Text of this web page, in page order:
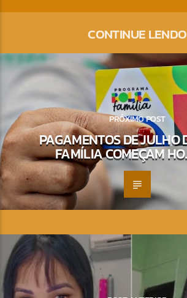
CONTINUE LENDO
PRÓXIMO POST
PAGAMENTOS DE JULHO
FAMÍLIA COMEÇAM